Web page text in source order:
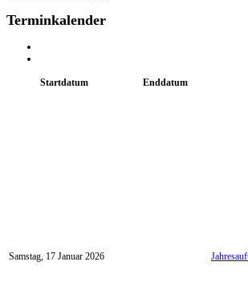
Terminkalender
Startdatum Enddatum
Samstag, 17 Januar 2026